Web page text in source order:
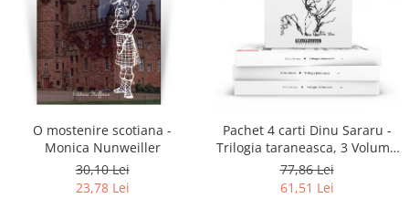
O mostenire scotiana -
Monica Nunweiller
30,10 Lei
23,78 Lei
Pachet 4 carti Dinu Sararu -
Trilogia taraneasca, 3 Volume
+ Am onoarea, domnule
colonel!
77,86 Lei
61,51 Lei